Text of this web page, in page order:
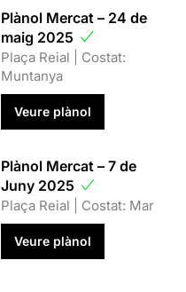
Plànol Mercat – 24 de
maig 2025
Plaça Reial | Costat:
Muntanya
Veure plànol
Plànol Mercat – 7 de
Juny 2025
Plaça Reial | Costat: Mar
Veure plànol